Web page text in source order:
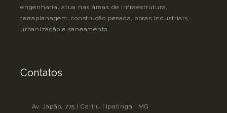
engenharia, atua nas áreas de infraestrutura,
terraplanagem, construção pesada, obras industriais,
urbanização e saneamento.
Contatos
Av. Japão, 775 | Cariru | Ipatinga | MG